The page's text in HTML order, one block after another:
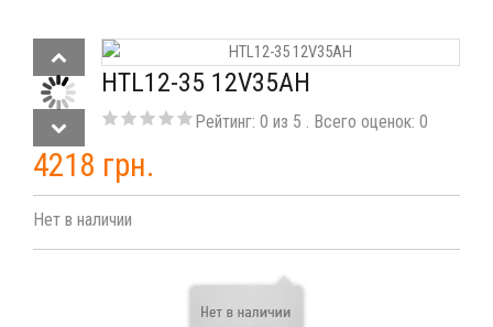
HTL12-35 12V35AH
Рейтинг:0 из 5 . Всего оценок:0
4218 грн.
Нет в наличии